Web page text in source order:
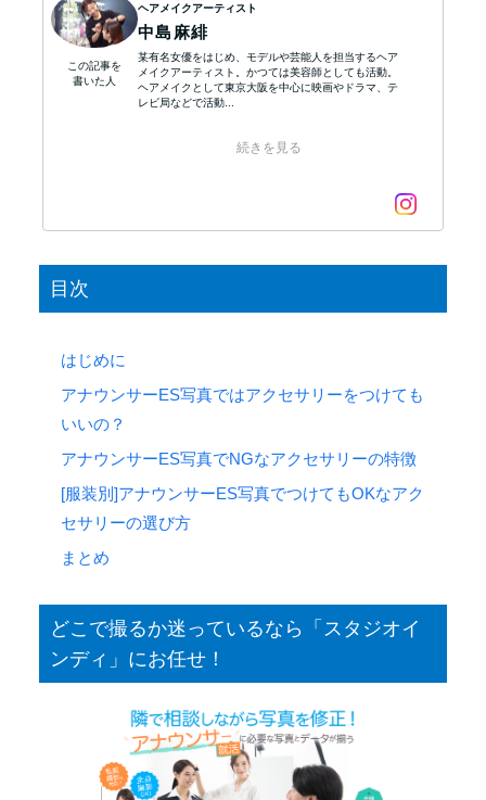
この記事を
書いた人
ヘアメイクアーティスト
中島麻緋
某有名女優をはじめ、モデルや芸能人を担当するヘア
メイクアーティスト。かつては美容師としても活動。
ヘアメイクとして東京大阪を中心に映画やドラマ、テ
レビ局などで活動...
続きを見る
目次
はじめに
アナウンサーES写真ではアクセサリーをつけても
いいの？
アナウンサーES写真でNGなアクセサリーの特徴
[服装別]アナウンサーES写真でつけてもOKなアク
セサリーの選び方
まとめ
どこで撮るか迷っているなら「スタジオイ
ンディ」にお任せ！